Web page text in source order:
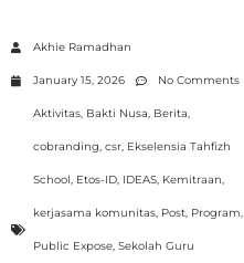
Akhie Ramadhan
January 15, 2026 No Comments
Aktivitas, Bakti Nusa, Berita,
cobranding, csr, Ekselensia Tahfizh
School, Etos-ID, IDEAS, Kemitraan,
kerjasama komunitas, Post, Program,
Public Expose, Sekolah Guru